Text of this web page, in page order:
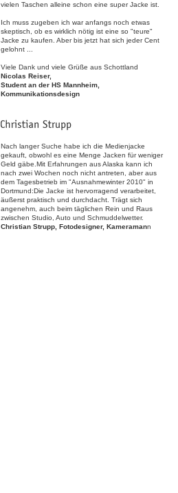
vielen Taschen alleine schon eine super Jacke ist.
Ich muss zugeben ich war anfangs noch etwas
skeptisch, ob es wirklich nötig ist eine so "teure"
Jacke zu kaufen. Aber bis jetzt hat sich jeder Cent
gelohnt ...
Viele Dank und viele Grüße aus Schottland
Nicolas Reiser,
Student an der HS Mannheim,
Kommunikationsdesign
Nach langer Suche habe ich die Medienjacke
gekauft, obwohl es eine Menge Jacken für weniger
Geld gäbe.Mit Erfahrungen aus Alaska kann ich
nach zwei Wochen noch nicht antreten, aber aus
dem Tagesbetrieb im "Ausnahmewinter 2010" in
Dortmund:Die Jacke ist hervorragend verarbeitet,
äußerst praktisch und durchdacht. Trägt sich
angenehm, auch beim täglichen Rein und Raus
zwischen Studio, Auto und Schmuddelwetter.
Christian Strupp, Fotodesigner, Kameramann